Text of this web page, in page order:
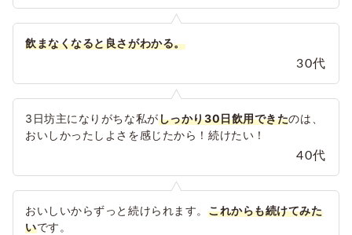
飲まなくなると良さがわかる。
30代
3日坊主になりがちな私がしっかり30日飲用できたのは、
おいしかったしよさを感じたから！続けたい！
40代
おいしいからずっと続けられます。 これからも続けてみた
いです。